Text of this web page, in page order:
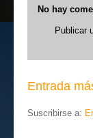
No hay
Publicar
Entrada
Suscribirse a: